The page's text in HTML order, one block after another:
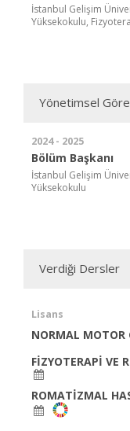
İstanbul Gelişim
Yüksekokulu,
Yönetimsel
2024 - 2025
Bölüm Başkanı
İstanbul Gelişim
Yüksekokulu
Verdiği Dersler
Lisans
NORMAL MOTOR
FİZYOTERAPİ VE
ROMATİZMAL